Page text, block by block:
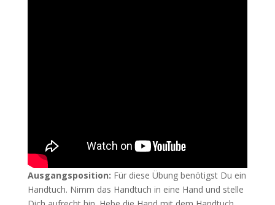
Ausgangsposition: Für diese Übung benötigst Du ein
Handtuch. Nimm das Handtuch in eine Hand und stelle